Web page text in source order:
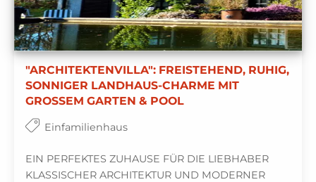
"ARCHITEKTENVILLA": FREISTEHEND, RUHIG,
SONNIGER LANDHAUS-CHARME MIT
GROSSEM GARTEN & POOL
Einfamilienhaus
EIN PERFEKTES ZUHAUSE FÜR DIE LIEBHABER
KLASSISCHER ARCHITEKTUR UND MODERNER